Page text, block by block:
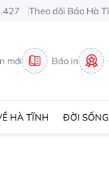
Theo dõi Báo Hà
mới Báo in
HÀ TĨNH ĐỜI SỐNG